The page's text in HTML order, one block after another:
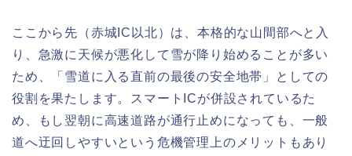
ここから先（赤城IC以北）は、本格的な山間部へと入
り、急激に天候が悪化して雪が降り始めることが多い
ため、「雪道に入る直前の最後の安全地帯」としての
役割を果たします。スマートICが併設されているた
め、もし翌朝に高速道路が通行止めになっても、一般
道へ迂回しやすいという危機管理上のメリットもあり